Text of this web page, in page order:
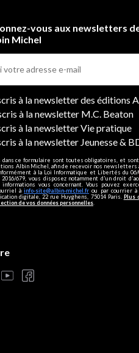
vous aux newsletters
Michel
à la newsletter des éditions
à la newsletter M.C. Beaton
à la newsletter Vie pratique
à la newsletter Jeunesse &
dans ce formulaire sont toutes obligatoires, et
Albin Michel, afin de recevoir nos newsletters
à la Loi Informatique et Libertés du
2016/679, vous disposez notamment d'un droit
informations vous concernant. Vous pouvez
àinfo-site@albin-michel.fr ou par courrier
digitale, 22 rue Huyghens, 75014 Paris. Plus
de vos données personnelles